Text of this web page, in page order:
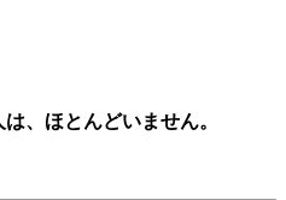
、ほとんどいません。